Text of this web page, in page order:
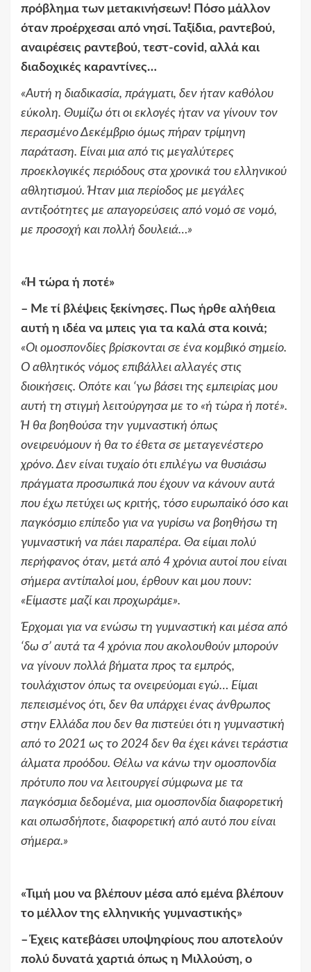
πρόβλημα των μετακινήσεων! Πόσο μάλλον
όταν προέρχεσαι από νησί. Ταξίδια, ραντεβού,
αναιρέσεις ραντεβού, τεστ-covid, αλλά και
διαδοχικές καραντίνες…
«Αυτή η διαδικασία, πράγματι, δεν ήταν καθόλου
εύκολη. Θυμίζω ότι οι εκλογές ήταν να γίνουν τον
περασμένο Δεκέμβριο όμως πήραν τρίμηνη
παράταση. Είναι μια από τις μεγαλύτερες
προεκλογικές περιόδους στα χρονικά του ελληνικού
αθλητισμού. Ήταν μια περίοδος με μεγάλες
αντιξοότητες με απαγορεύσεις από νομό σε νομό,
με προσοχή και πολλή δουλειά…»
«Ή τώρα ή ποτέ»
– Με τί βλέψεις ξεκίνησες. Πως ήρθε αλήθεια
αυτή η ιδέα να μπεις για τα καλά στα κοινά;
«Οι ομοσπονδίες βρίσκονται σε ένα κομβικό σημείο.
Ο αθλητικός νόμος επιβάλλει αλλαγές στις
διοικήσεις. Οπότε και ‘γω βάσει της εμπειρίας μου
αυτή τη στιγμή λειτούργησα με το «ή τώρα ή ποτέ».
Ή θα βοηθούσα την γυμναστική όπως
ονειρευόμουν ή θα το έθετα σε μεταγενέστερο
χρόνο. Δεν είναι τυχαίο ότι επιλέγω να θυσιάσω
πράγματα προσωπικά που έχουν να κάνουν αυτά
που έχω πετύχει ως κριτής, τόσο ευρωπαϊκό όσο και
παγκόσμιο επίπεδο για να γυρίσω να βοηθήσω τη
γυμναστική να πάει παραπέρα. Θα είμαι πολύ
περήφανος όταν, μετά από 4 χρόνια αυτοί που είναι
σήμερα αντίπαλοί μου, έρθουν και μου πουν:
«Είμαστε μαζί και προχωράμε».
Έρχομαι για να ενώσω τη γυμναστική και μέσα από
‘δω σ’ αυτά τα 4 χρόνια που ακολουθούν μπορούν
να γίνουν πολλά βήματα προς τα εμπρός,
τουλάχιστον όπως τα ονειρεύομαι εγώ… Είμαι
πεπεισμένος ότι, δεν θα υπάρχει ένας άνθρωπος
στην Ελλάδα που δεν θα πιστεύει ότι η γυμναστική
από το 2021 ως το 2024 δεν θα έχει κάνει τεράστια
άλματα προόδου. Θέλω να κάνω την ομοσπονδία
πρότυπο που να λειτουργεί σύμφωνα με τα
παγκόσμια δεδομένα, μια ομοσπονδία διαφορετική
και οπωσδήποτε, διαφορετική από αυτό που είναι
σήμερα.»
«Τιμή μου να βλέπουν μέσα από εμένα βλέπουν
το μέλλον της ελληνικής γυμναστικής»
–Έχεις κατεβάσει υποψηφίους που αποτελούν
πολύ δυνατά χαρτιά όπως η Μιλλούση, ο